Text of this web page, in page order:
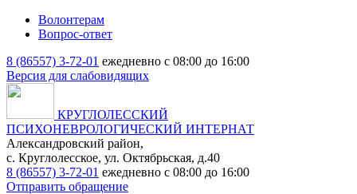
Волонтерам
Вопрос-ответ
8 (86557) 3-72-01 ежедневно с 08:00 до 16:00
Версия для слабовидящих
КРУГЛОЛЕССКИЙ
ПСИХОНЕВРОЛОГИЧЕСКИЙ ИНТЕРНАТ
Александровский район,
с. Круглолесское, ул. Октябрьская, д.40
8 (86557) 3-72-01 ежедневно с 08:00 до 16:00
Отправить обращение